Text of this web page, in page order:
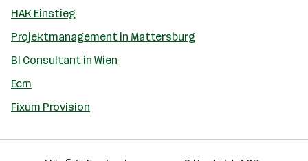
HAK Einstieg
Projektmanagement in Mattersburg
BI Consultant in Wien
Ecm
Fixum Provision